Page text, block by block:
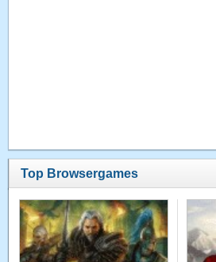
Top Browsergames